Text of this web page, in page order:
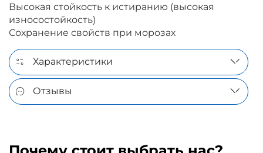
Высокая стойкость к истиранию (высокая
износостойкость)
Сохранение свойств при морозах
Характеристики
Отзывы